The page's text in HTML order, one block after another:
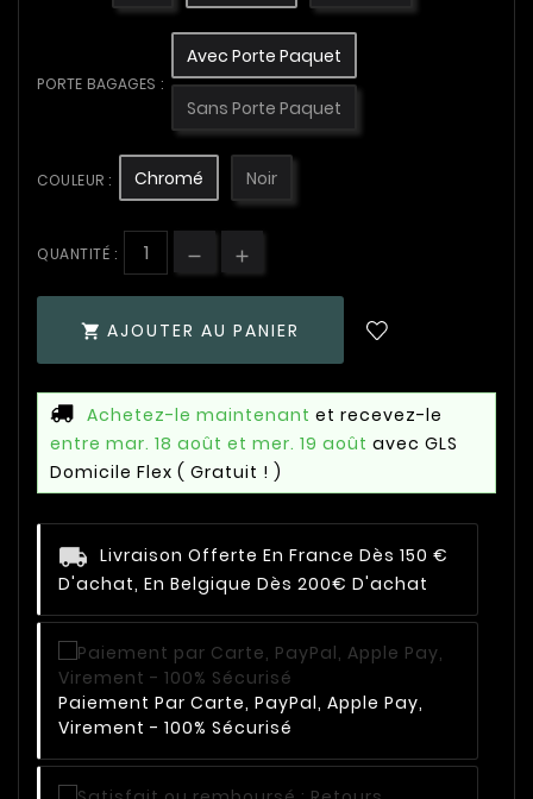
PORTE BAGAGES :
Avec Porte Paquet
Sans Porte Paquet
COULEUR : Chromé Noir
QUANTITÉ :
 AJOUTER AU PANIER
Achetez-le maintenant et recevez-le
entre mar. 18 août et mer. 19 août avec GLS
Domicile Flex ( Gratuit ! )
Livraison Offerte En France Dès 150 €
D'achat, En Belgique Dès 200€ D'achat
Paiement Par Carte, PayPal, Apple Pay,
Virement - 100% Sécurisé